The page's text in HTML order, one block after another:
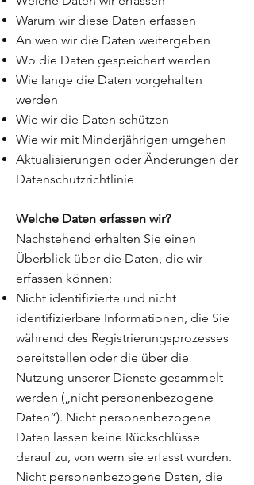
Warum wir diese Daten erfassen
An wen wir die Daten weitergeben
Wo die Daten gespeichert werden
Wie lange die Daten vorgehalten
werden
Wie wir die Daten schützen
Wie wir mit Minderjährigen umgehen
Aktualisierungen oder Änderungen der
Datenschutzrichtlinie
Welche Daten erfassen wir?
Nachstehend erhalten Sie einen
Überblick über die Daten, die wir
erfassen können:
Nicht identifizierte und nicht
identifizierbare Informationen, die Sie
während des Registrierungsprozesses
bereitstellen oder die über die
Nutzung unserer Dienste gesammelt
werden („nicht personenbezogene
Daten“). Nicht personenbezogene
Daten lassen keine Rückschlüsse
darauf zu, von wem sie erfasst wurden.
Nicht personenbezogene Daten, die